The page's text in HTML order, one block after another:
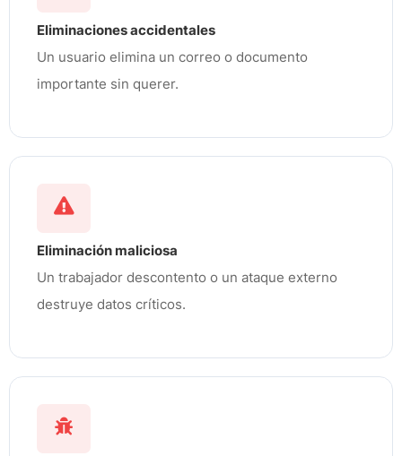
Eliminaciones accidentales
Un usuario elimina un correo o documento
importante sin querer.
Eliminación maliciosa
Un trabajador descontento o un ataque externo
destruye datos críticos.